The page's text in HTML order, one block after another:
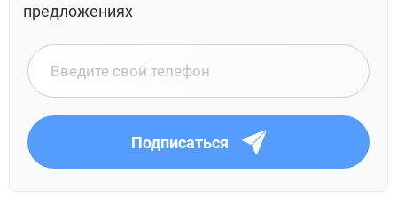
предложениях
Подписаться